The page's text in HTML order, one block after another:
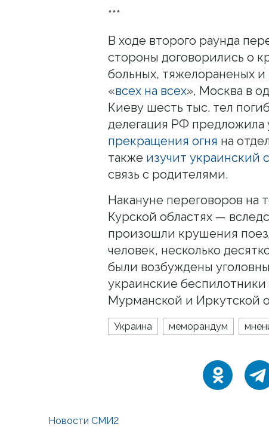
***
В ходе второго раунда
стороны договорились о
больных, тяжелораненых
«всех на всех», Москва в
Киеву шесть тыс. тел
делегация РФ предложила
прекращения огня на
также изучит украинский
связь с родителями.
Накануне переговоров
Курской областях —
произошли крушения
человек, несколько
были возбуждены
украинские беспилотники
Мурманской и Иркутской
Украина меморандум
Новости СМИ2